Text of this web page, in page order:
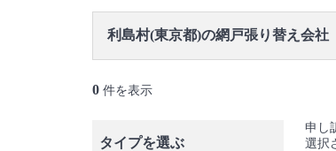
西多摩郡
大島町 新島村 神津島村
利島村(東京都)の網戸張り替え会社
0 件を表示
タイプを選ぶ
申し
選択